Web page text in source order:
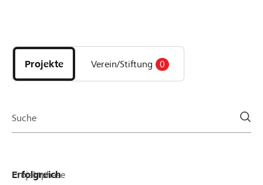
DE FR IT
Projekte
und
Organisationen
Projekte Verein/Stiftung 0
Suche
Projektphase